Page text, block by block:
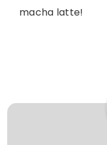
macha latte!